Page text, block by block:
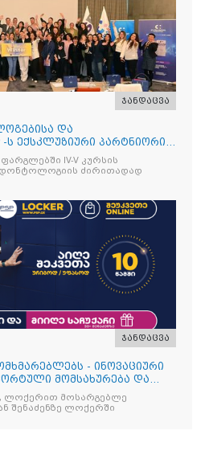
ჯანდაცვა
და
-ს ექსკლუზიური პარტნიორის
IV-V კურსის
ძირითადად
ჯანდაცვა
- ინოვაციური
მომსახურება და
ლოქერით მოსარგებლე
შენაძენზე ლოქერში